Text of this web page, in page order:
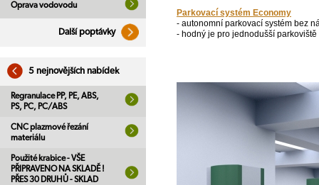
Oprava vodovodu
Další poptávky
5 nejnovějších nabídek
Regranulace PP, PE, ABS,
PS, PC, PC/ABS
CNC plazmové řezání
materiálu
Použité krabice - VŠE
PŘIPRAVENO NA SKLADĚ !
PŘES 30 DRUHŮ - SKLAD
Parkovací systém Economy
- autonomní parkovací systém bez
- hodný je pro jednodušší